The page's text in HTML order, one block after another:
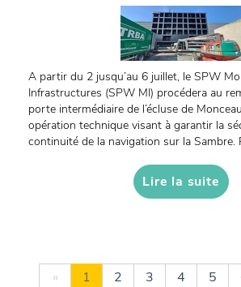
A partir du 2 jusqu’au 6 juillet, le SPW
Infrastructures (SPW MI) procédera au
porte intermédiaire de l’écluse de
opération technique visant à garantir la
continuité de la navigation sur la Sambre.
Lire la suite
« 1 2 3 4 5